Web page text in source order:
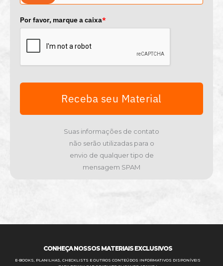
a
z
i
l
+
5
Por favor, marque a caixa*
Receba seu Material
Suas informações de contato
não serão utilizadas para o
envio de qualquer tipo de
mensagem SPAM
CONHEÇA NOSSOS MATERIAIS EXCLUSIVOS
E-BOOKS, PLANILHAS, CHECKLISTS E OUTROS CONTEÚDOS INFORMATIVOS DISPONÍVEIS